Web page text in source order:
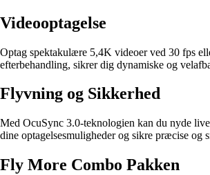
Videooptagelse
Optag spektakulære 5,4K videoer ved 30 fps
efterbehandling, sikrer dig dynamiske og
Flyvning og Sikkerhed
Med OcuSync 3.0-teknologien kan du nyde
dine optagelsesmuligheder og sikre præcise og
Fly More Combo Pakken